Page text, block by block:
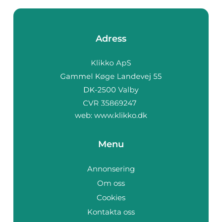
Adress
web: www.klikko.dk
Menu
Annonsering
Om oss
Cookies
Kontakta oss